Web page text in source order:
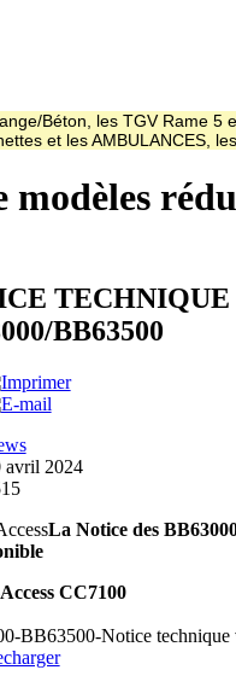
Béton, les TGV Rame
et les AMBULANCES,
TECHNIQUE
BB63500
avril 2024
La Notice des
BB63500-Notice technique